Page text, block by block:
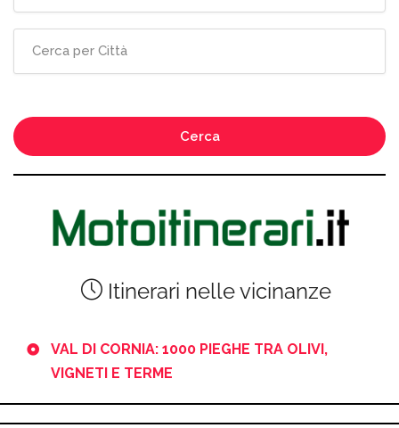
Cerca
Itinerari nelle vicinanze
VAL DI CORNIA: 1000 PIEGHE TRA OLIVI,
VIGNETI E TERME